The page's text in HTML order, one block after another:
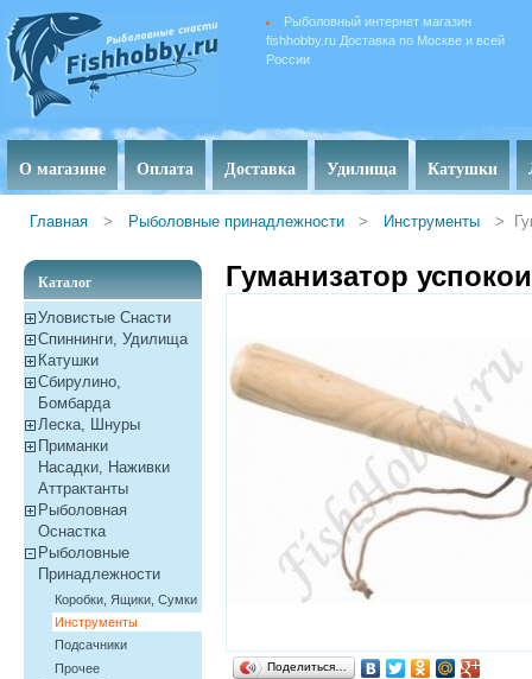
Рыболовный интернет магазин
fishhobby.ru Доставка по Москве и всей
России
О магазине Оплата Доставка Удилища Катушки
Главная > Рыболовные принадлежности > Инструменты >
Каталог
Уловистые Снасти
Спиннинги, Удилища
Катушки
Сбирулино,
Бомбарда
Леска, Шнуры
Приманки
Насадки, Наживки
Aттрактанты
Рыболовная
Оснастка
Рыболовные
Принадлежности
Коробки, Ящики, Сумки
Инструменты
Подсачники
Прочее
Гуманизатор
Поделиться…